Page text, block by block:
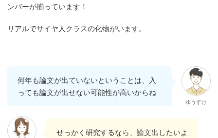
ンバーが揃っています！
リアルでサイヤ人クラスの化物がいます。
何年も論文が出ていないということは、入
っても論文が出せない可能性が高いからね
ゆうすけ
せっかく研究するなら、論文出したいよ